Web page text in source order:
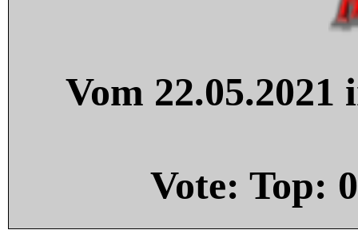
Vom
Vote: Top: 0